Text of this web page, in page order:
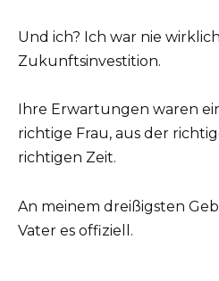
Und ich? Ich war nie
Zukunftsinvestition.
Ihre Erwartungen waren
richtige Frau, aus der
richtigen Zeit.
An meinem dreißigsten
Vater es offiziell.